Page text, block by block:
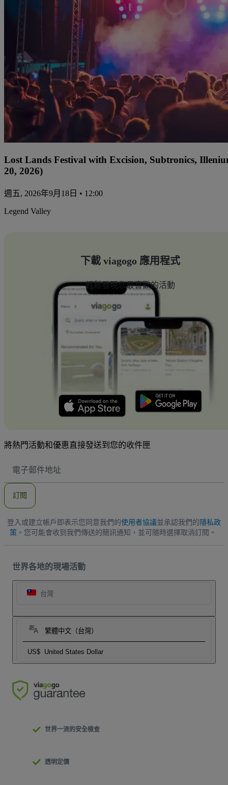
Lost Lands Festival with Excision, Subtronics,
20, 2026)
週五, 2026年9月18日 • 12:00
Legend Valley
下載 viagogo 應用程式
輕鬆發現您最喜歡的活動
將熱門活動和優惠直接發送到您的收件匣
子
地
訂閱
登入或建立帳戶即表示您同意我們的使用者協議並承認我們的 隱私政
策 。您可能會收到我們傳送的簡訊通知，並可隨時選擇取消訂閱。
世界各地的現場活動
台灣
繁體中文（台灣）
US$ United States Dollar
世界一流的安全檢查
透明定價